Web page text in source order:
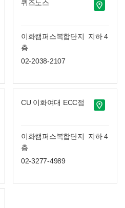
퀴즈노스
이화캠퍼스복합단지 지하 4
층
02-2038-2107
CU 이화여대 ECC점
이화캠퍼스복합단지 지하 4
층
02-3277-4989